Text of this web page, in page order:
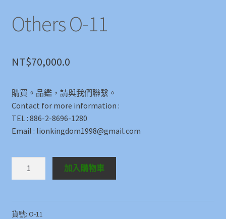
Others O-11
NT$70,000.0
購買。品鑑，請與我們聯繫。
Contact for more information :
TEL : 886-2-8696-1280
Email : lionkingdom1998@gmail.com
量
加入購物車
貨號: O-11